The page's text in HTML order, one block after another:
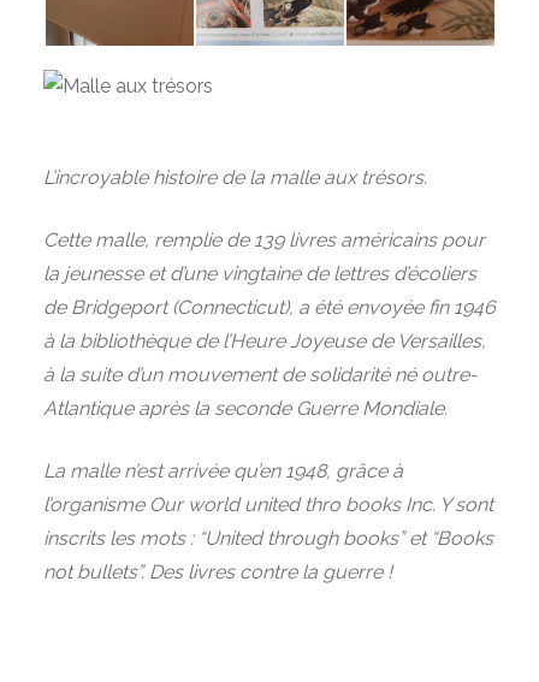
L’incroyable histoire de la malle aux trésors.
Cette malle, remplie de 139 livres américains pour
la jeunesse et d’une vingtaine de lettres d’écoliers
de Bridgeport (Connecticut), a été envoyée fin 1946
à la bibliothèque de l’Heure Joyeuse de Versailles,
à la suite d’un mouvement de solidarité né outre-
Atlantique après la seconde Guerre Mondiale.
La malle n’est arrivée qu’en 1948, grâce à
l’organisme Our world united thro books Inc. Y sont
inscrits les mots : “United through books” et “Books
not bullets”. Des livres contre la guerre !